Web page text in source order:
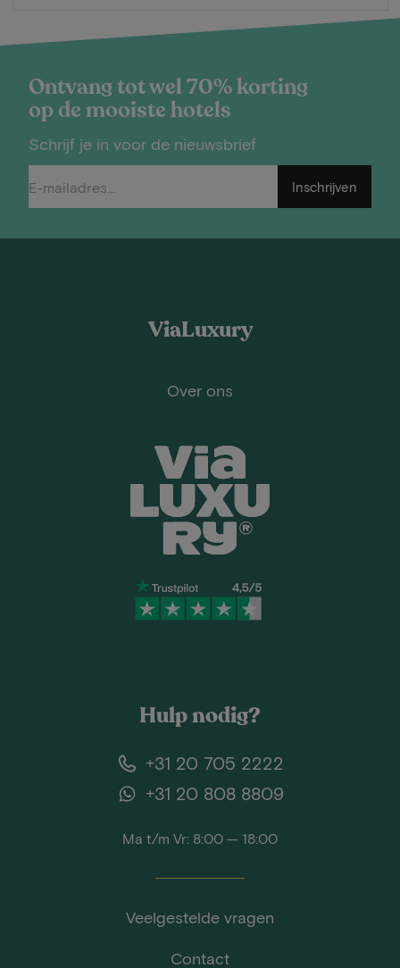
Ontvang tot wel 70% korting
op de mooiste hotels
Schrijf je in voor de nieuwsbrief
Inschrijven
ViaLuxury
Over ons
Hulp nodig?
+31 20 705 2222
+31 20 808 8809
Ma t/m Vr: 8:00 — 18:00
Veelgestelde vragen
Contact